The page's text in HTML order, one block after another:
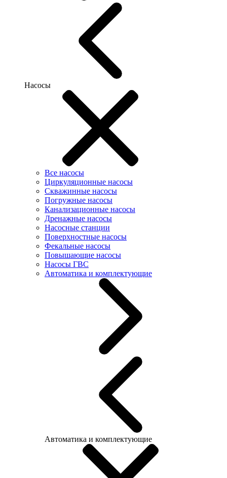
Насосы
Все насосы
Циркуляционные насосы
Скважинные насосы
Погружные насосы
Канализационные насосы
Дренажные насосы
Насосные станции
Поверхностные насосы
Фекальные насосы
Повышающие насосы
Насосы ГВС
Автоматика и комплектующие
Автоматика и комплектующие